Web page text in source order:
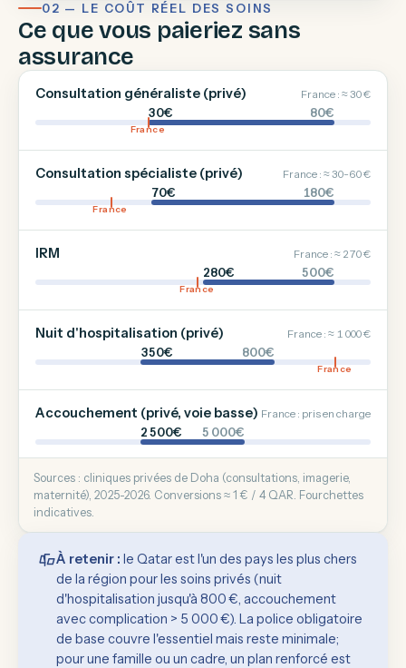
02 — LE COÛT RÉEL DES SOINS
Ce que vous paieriez sans
assurance
Consultation généraliste (privé) France : ≈ 30 €
30€ 80€
France
Consultation spécialiste (privé) France : ≈ 30-60 €
70€ 180€
France
IRM France : ≈ 270 €
280€ 500€
France
Nuit d'hospitalisation (privé) France : ≈ 1 000 €
350€ 800€
France
Accouchement (privé, voie basse) France : pris en charge
2 500€ 5 000€
Sources : cliniques privées de Doha (consultations, imagerie,
maternité), 2025-2026. Conversions ≈ 1 € / 4 QAR. Fourchettes
indicatives.
À retenir : le Qatar est l'un des pays les plus chers
de la région pour les soins privés (nuit
d'hospitalisation jusqu'à 800 €, accouchement
avec complication > 5 000 €). La police obligatoire
de base couvre l'essentiel mais reste minimale;
pour une famille ou un cadre, un plan renforcé est